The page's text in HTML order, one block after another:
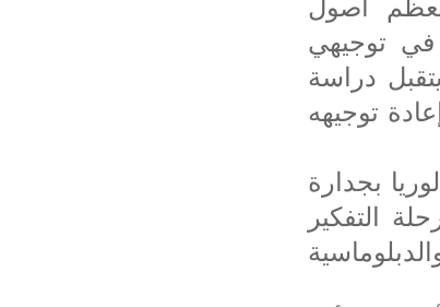
في توجيهي
دراسة
توجيهه
بجدارة
التفكير